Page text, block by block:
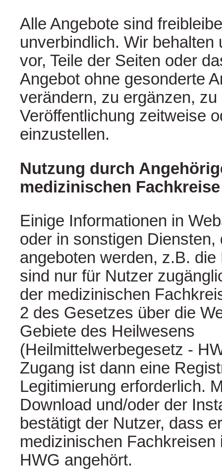
Alle Angebote sind
unverbindlich. Wir behalten
vor, Teile der Seiten oder
Angebot ohne gesonderte
verändern, zu ergänzen,
Veröffentlichung zeitweise
einzustellen.
Nutzung durch
medizinischen Fachkreise
Einige Informationen in
oder in sonstigen Diensten,
angeboten werden, z.B.
sind nur für Nutzer
der medizinischen
2 des Gesetzes über die
Gebiete des Heilwesens
(Heilmittelwerbegesetz -
Zugang ist dann eine
Legitimierung erforderlich.
Download und/oder der
bestätigt der Nutzer, dass
medizinischen Fachkreisen
HWG angehört.